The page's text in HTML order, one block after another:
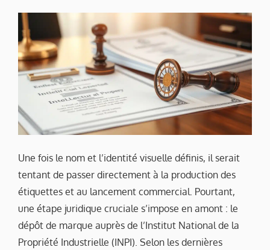
Une fois le nom et l’identité visuelle définis, il serait
tentant de passer directement à la production des
étiquettes et au lancement commercial. Pourtant,
une étape juridique cruciale s’impose en amont : le
dépôt de marque auprès de l’Institut National de la
Propriété Industrielle (INPI). Selon les dernières